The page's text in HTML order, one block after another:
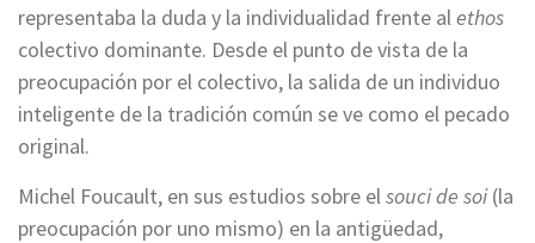
representaba la duda y la individualidad frente alethos
colectivo dominante. Desde el punto de vista de la
preocupación por el colectivo, la salida de un individuo
inteligente de la tradición común se ve como el pecado
original.
Michel Foucault, en sus estudios sobre elsouci de soi(la
preocupación por uno mismo) en la antigüedad,